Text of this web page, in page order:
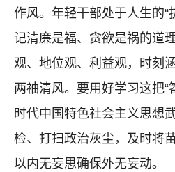
作风。年轻干部处于人生的“
记清廉是福、贪欲是祸的道
观、地位观、利益观，时刻
两袖清风。要用好学习这把“
时代中国特色社会主义思想
检、打扫政治灰尘，及时将
以内无妄思确保外无妄动。